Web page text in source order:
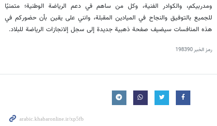
ومدربيكم، والكوادر الفنية، وكل من ساهم في دعم الرياضة الوطنية؛ متمنيًا
للجميع بالتوفيق والنجاح في الميادين المقبلة، وانني على يقين بأن حضوركم في
هذه المنافسات سيضيف صفحة ذهبية جديدة إلى سجل إلانجازات الرياضة للبلاد.
رمز الخبر198390